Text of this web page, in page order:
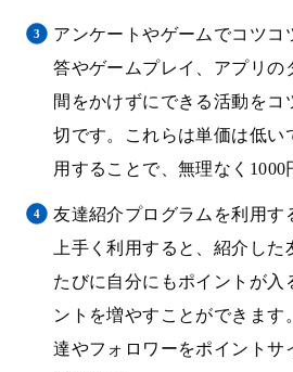
アンケートやゲームでコツコ
答やゲームプレイ、アプリの
間をかけずにできる活動をコ
切です。これらは単価は低い
用することで、無理なく1000
友達紹介プログラムを利用す
上手く利用すると、紹介した
たびに自分にもポイントが入
ントを増やすことができます
達やフォロワーをポイントサ